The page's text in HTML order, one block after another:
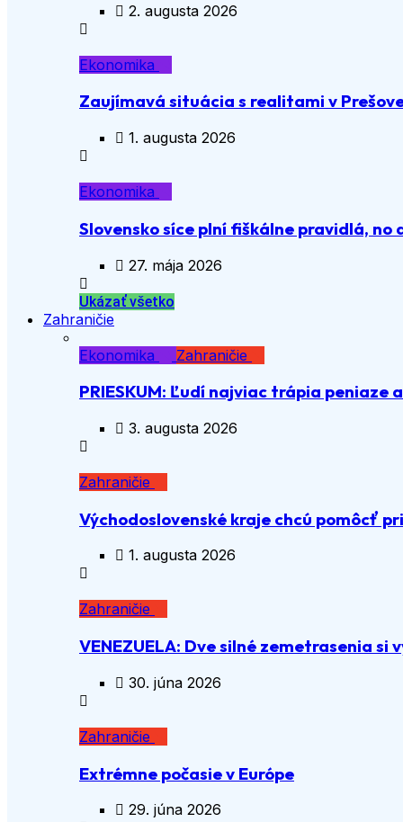
2. augusta 2026
Ekonomika
Zaujímavá situácia s realitami v
1. augusta 2026
Ekonomika
Slovensko síce plní fiškálne pravidlá,
27. mája 2026
Ukázať všetko
Zahraničie
Ekonomika
Zahraničie
PRIESKUM: Ľudí najviac trápia
3. augusta 2026
Zahraničie
Východoslovenské kraje chcú pomôcť
1. augusta 2026
Zahraničie
VENEZUELA: Dve silné zemetrasenia
30. júna 2026
Zahraničie
Extrémne počasie v Európe
29. júna 2026